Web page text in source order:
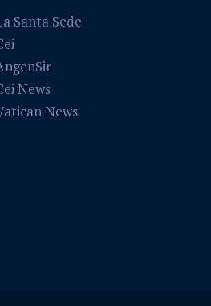
Santa Sede
News
News